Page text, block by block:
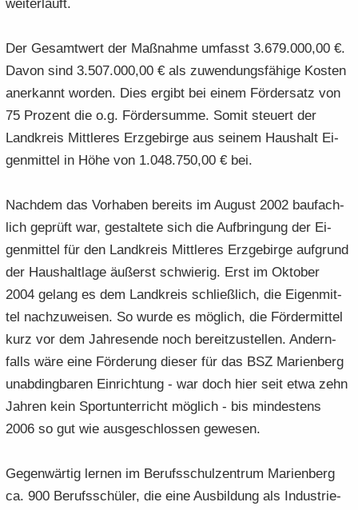
wei­ter­läuft.
Der Ge­samt­wert der Maß­nah­me um­fasst 3.679.000,00 €.
Davon sind 3.507.000,00 € als zu­wen­dungs­fä­hi­ge Kos­ten
an­er­kannt wor­den. Dies er­gibt bei einem För­der­satz von
75 Pro­zent die o.g. För­der­sum­me. Somit steu­ert der
Land­kreis Mitt­le­res Erz­ge­bir­ge aus sei­nem Haus­halt Ei­
gen­mit­tel in Höhe von 1.048.750,00 € bei.
Nach­dem das Vor­ha­ben be­reits im Au­gust 2002 bau­fach­
lich ge­prüft war, ge­stal­te­te sich die Auf­brin­gung der Ei­
gen­mit­tel für den Land­kreis Mitt­le­res Erz­ge­bir­ge auf­grund
der Haus­halt­la­ge äu­ßerst schwie­rig. Erst im Ok­to­ber
2004 ge­lang es dem Land­kreis schließ­lich, die Ei­gen­mit­
tel nach­zu­wei­sen. So wurde es mög­lich, die För­der­mit­tel
kurz vor dem Jah­res­en­de noch be­reit­zu­stel­len. An­dern­
falls wäre eine För­de­rung die­ser für das BSZ Ma­ri­en­berg
un­ab­ding­ba­ren Ein­rich­tung - war doch hier seit etwa zehn
Jah­ren kein Sport­un­ter­richt mög­lich - bis min­des­tens
2006 so gut wie aus­ge­schlos­sen ge­we­sen.
Ge­gen­wär­tig ler­nen im Be­rufs­schul­zen­trum Ma­ri­en­berg
ca. 900 Be­rufs­schü­ler, die eine Aus­bil­dung als In­dus­trie­